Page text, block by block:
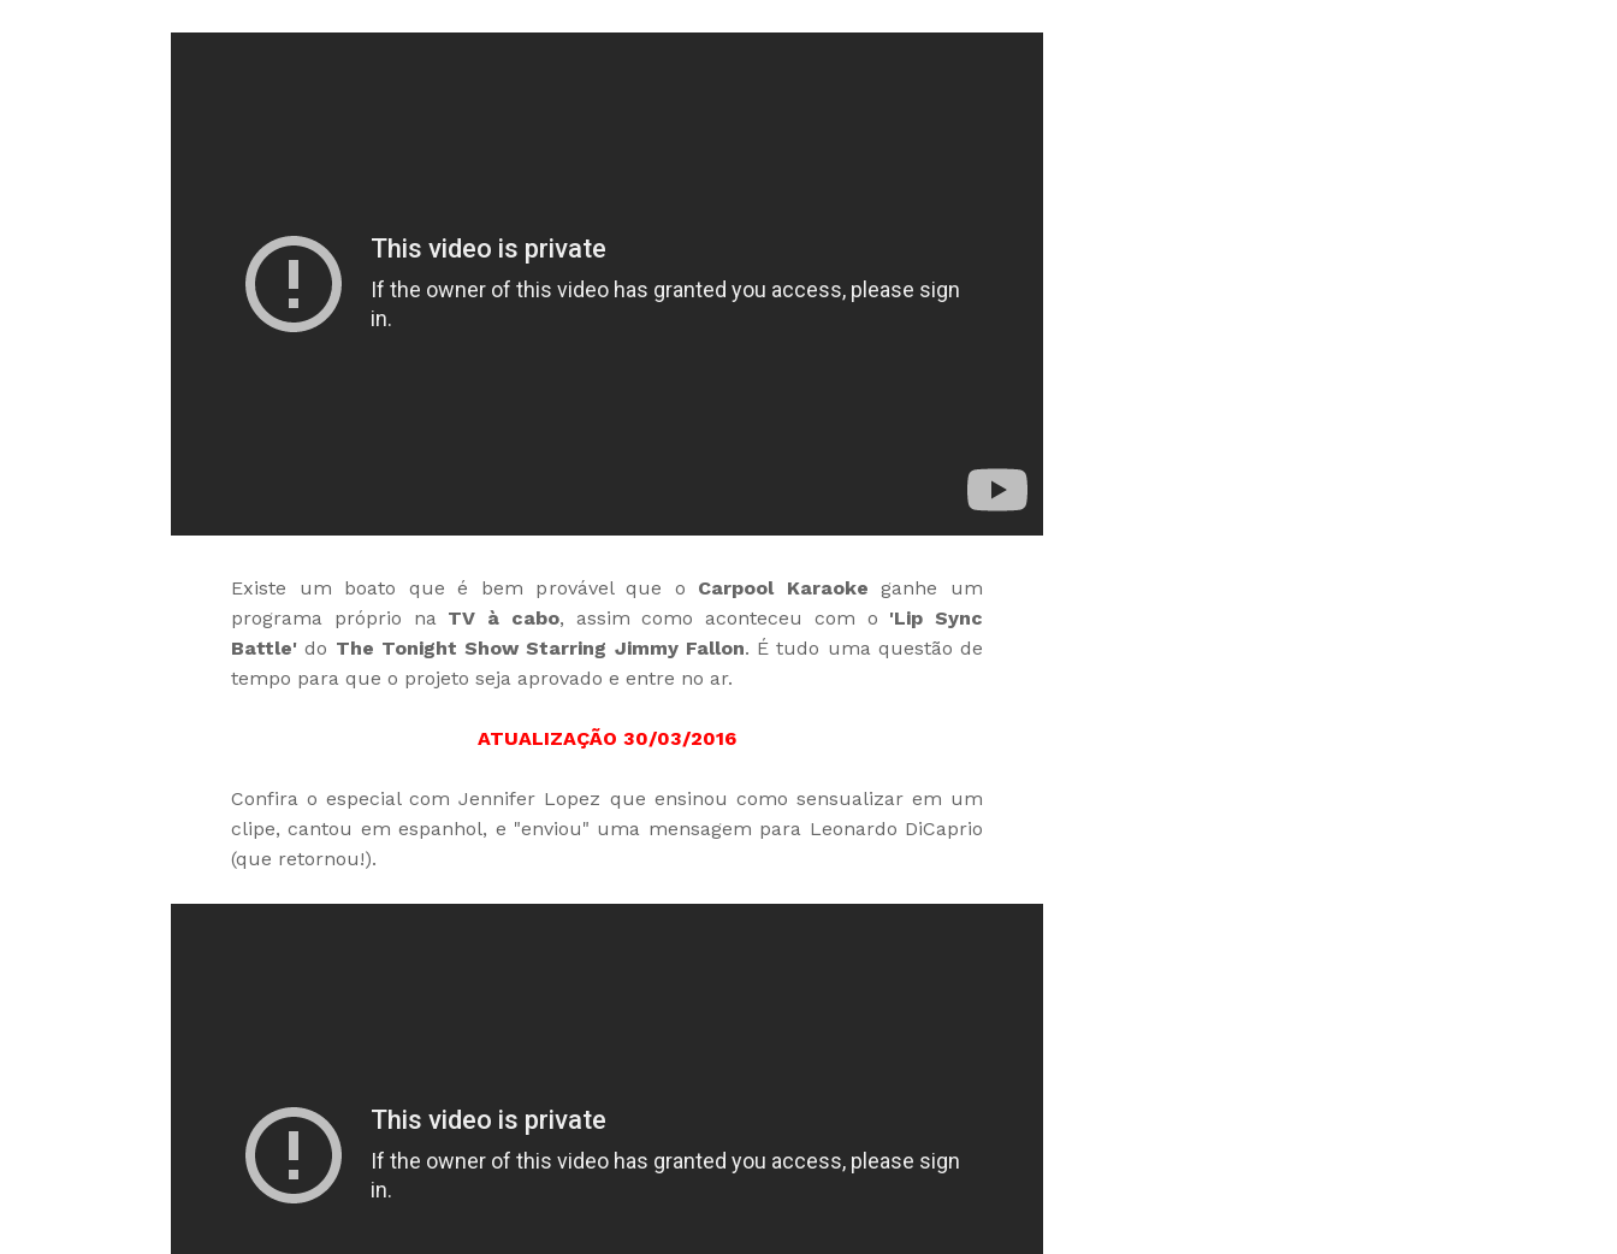
Existe um boato que é bem provável que o Carpool Karaoke ganhe um
programa próprio na TV à cabo, assim como aconteceu com o 'Lip Sync
Battle' do The Tonight Show Starring Jimmy Fallon. É tudo uma questão de
tempo para que o projeto seja aprovado e entre no ar.
ATUALIZAÇÃO 30/03/2016
Confira o especial com Jennifer Lopez que ensinou como sensualizar em um
clipe, cantou em espanhol, e "enviou" uma mensagem para Leonardo DiCaprio
(que retornou!).